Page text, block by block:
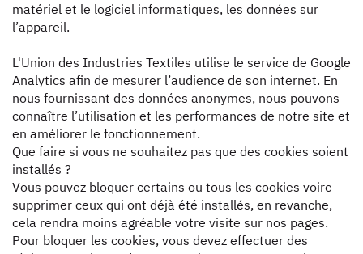
matériel et le logiciel informatiques, les données sur
l’appareil.
L'Union des Industries Textiles utilise le service de Google
Analytics afin de mesurer l’audience de son internet. En
nous fournissant des données anonymes, nous pouvons
connaître l’utilisation et les performances de notre site et
en améliorer le fonctionnement.
Que faire si vous ne souhaitez pas que des cookies soient
installés ?
Vous pouvez bloquer certains ou tous les cookies voire
supprimer ceux qui ont déjà été installés, en revanche,
cela rendra moins agréable votre visite sur nos pages.
Pour bloquer les cookies, vous devez effectuer des